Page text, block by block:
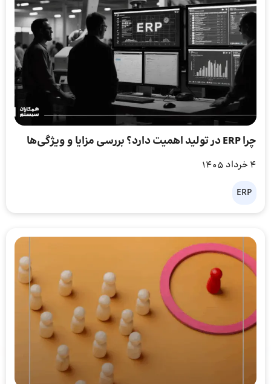
چرا ERP در تولید اهمیت دارد؟ بررسی مزایا و ویژگی‌ها
4 خرداد 1405
ERP